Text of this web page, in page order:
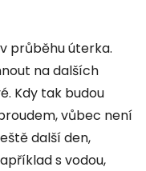
průběhu úterka.
na dalších
Kdy tak budou
vůbec není
další den,
s vodou,